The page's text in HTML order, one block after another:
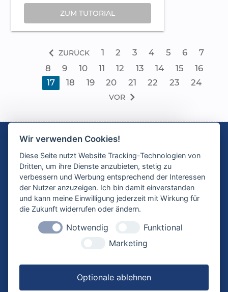
ZUM TUTORIAL
chevron_leftZURÜCK 1 2 3 4 5 6
7
8
9 10 11 12 13 14 15
16
17
18 19 20 21 22 23 24
VORchevron_right
Wir verwenden Cookies!
Diese Seite nutzt Website Tracking-Technologien von
Dritten, um ihre Dienste anzubieten, stetig zu
verbessern und Werbung entsprechend der Interessen
der Nutzer anzuzeigen. Ich bin damit einverstanden
und kann meine Einwilligung jederzeit mit Wirkung für
die Zukunft widerrufen oder ändern.
Notwendig
Funktional
Marketing
Optionale ablehnen
Die E-Learningplattform
allplanlernen.de ist ein
Angebot der CYCOT GmbH
KONTAKT
0821 720 39 0
ANSCHRIFT
CYCOT GmbH
86165 Augsburg
INFORMATION RECHTLICHE